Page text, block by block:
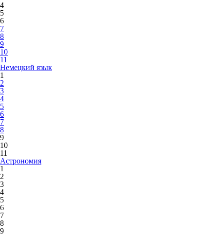
4
5
6
7
8
9
10
11
Немецкий язык
1
2
3
4
5
6
7
8
9
10
11
Астрономия
1
2
3
4
5
6
7
8
9